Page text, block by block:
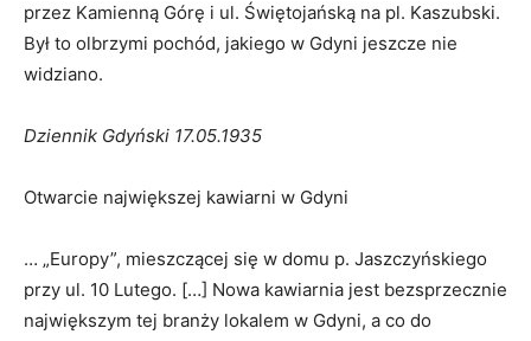
przez Kamienną Górę i ul. Świętojańską na pl. Kaszubski.
Był to olbrzymi pochód, jakiego w Gdyni jeszcze nie
widziano.
Dziennik Gdyński 17.05.1935
Otwarcie największej kawiarni w Gdyni
… „Europy”, mieszczącej się w domu p. Jaszczyńskiego
przy ul. 10 Lutego. […] Nowa kawiarnia jest bezsprzecznie
największym tej branży lokalem w Gdyni, a co do